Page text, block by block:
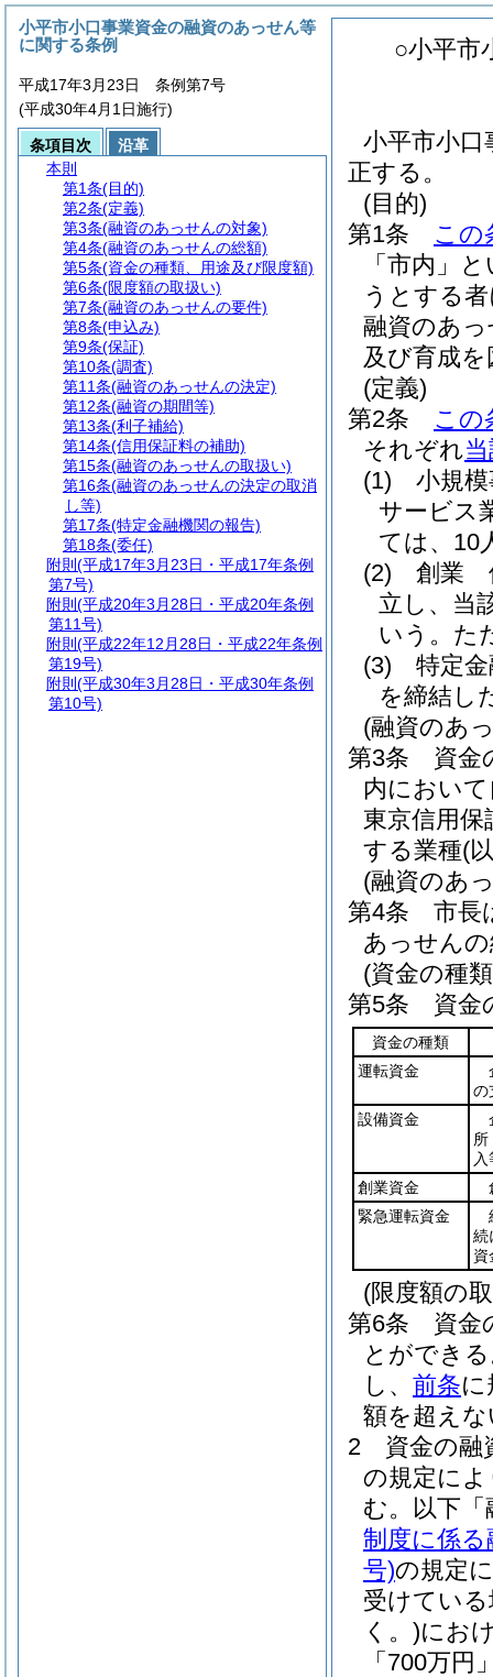
○小平市
小平市小口
正する。
(目的)
第1条
この
「市内」
うとする
融資のあ
及び育成
(定義)
第2条
この
それぞれ
(1)
小規
サービス
ては、10
(2)
創業
立し、当
いう。 た
(3)
特定
を締結し
(融資のあ
第3条
資金
内におい
東京信用保
する業種(
(融資のあ
第4条
市長
あっせん
(資金の種
第5条
資金
資金の種類
運転資金
の
設備資金
所
創業資金
緊急運転資金
続
資
(限度額の
第6条
資金
とができ
し、 前条
額を超え
2
資金の融
の規定に
む。以下
制度に係
号)の規定
受けてい
く。)にお
「700万
小平市小口事業資金の融資のあっせん等
に関する条例
平成17年3月23日 条例第7号
(平成30年4月1日施行)
条項目次
沿革
本則
第1条(目的)
第2条(定義)
第3条(融資のあっせんの対象)
第4条(融資のあっせんの総額)
第5条(資金の種類、用途及び限度額)
第6条(限度額の取扱い)
第7条(融資のあっせんの要件)
第8条(申込み)
第9条(保証)
第10条(調査)
第11条(融資のあっせんの決定)
第12条(融資の期間等)
第13条(利子補給)
第14条(信用保証料の補助)
第15条(融資のあっせんの取扱い)
第16条(融資のあっせんの決定の取消
し等)
第17条(特定金融機関の報告)
第18条(委任)
附則 (平成17年3月23日・平成17年条例
第7号)
附則 (平成20年3月28日・平成20年条例
第11号)
附則 (平成22年12月28日・平成22年条例
第19号)
附則 (平成30年3月28日・平成30年条例
第10号)